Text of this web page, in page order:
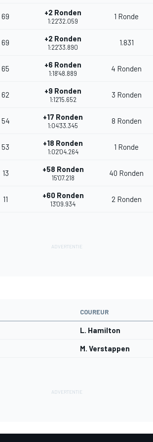
69 +2 Ronden
1:22'32.059
1 Ronde
69 +2 Ronden
1:22'33.890
1.831
65 +6 Ronden
1:18'48.889
4 Ronden
62 +9 Ronden
1:12'15.652
3 Ronden
54 +17 Ronden
1:04'33.345
8 Ronden
53 +18 Ronden
1:02'04.264
1 Ronde
13 +58 Ronden
15'07.218
40 Ronden
11 +60 Ronden
13'09.934
2 Ronden
COUREUR
L. Hamilton
M. Verstappen